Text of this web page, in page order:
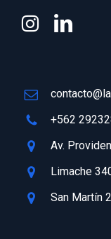
+562
Av.
Limache
San Martín